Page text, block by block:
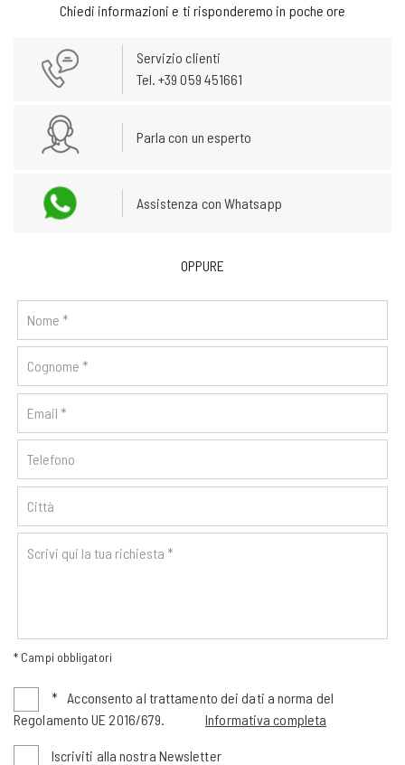
Chiedi informazioni e ti risponderemo in poche ore
Servizio clienti
Tel. +39 059 451661
Parla con un esperto
Assistenza con Whatsapp
OPPURE
* Campi obbligatori
*
Acconsento al trattamento dei dati a norma del
Regolamento UE 2016/679.
Informativa completa
Iscriviti alla nostra Newsletter